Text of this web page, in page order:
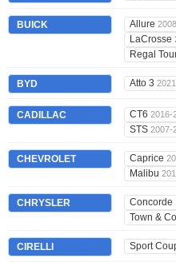
BUICK Allure
LaCrosse
Regal
BYD Atto 3
CADILLAC CT6 2016-
STS 2007-
CHEVROLET Caprice
Malibu
CHRYSLER Concorde
Town &
CIRELLI Sport